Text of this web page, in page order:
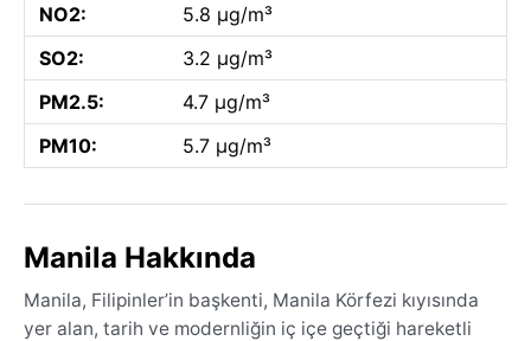
NO2:
5.8 µg/m³
SO2:
3.2 µg/m³
PM2.5:
4.7 µg/m³
PM10:
5.7 µg/m³
Manila Hakkında
Manila, Filipinler’in başkenti, Manila Körfezi kıyısında
yer alan, tarih ve modernliğin iç içe geçtiği hareketli